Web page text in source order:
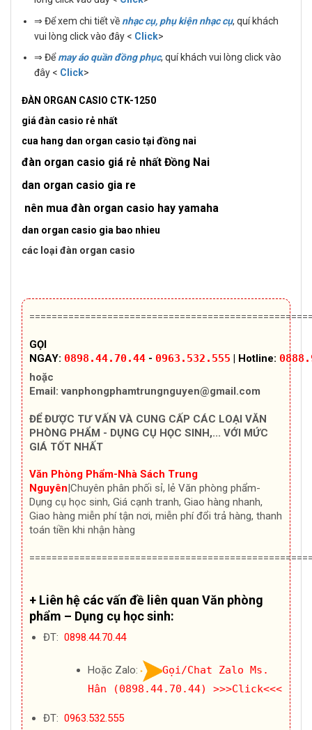
⇒ Để xem chi tiết về nhạc cụ, phụ kiện nhạc cụ, quí khách
vui lòng click vào đây < Click>
⇒ Đểmay áo quần đồng phục, quí khách vui lòng click vào
đây < Click>
ĐÀN ORGAN CASIO CTK-1250
giá đàn casio rẻ nhất
cua hang dan organ casio tại đồng nai
đàn organ casio giá rẻ nhất Đồng Nai
dan organ casio gia re
nên mua đàn organ casio hay yamaha
dan organ casio gia bao nhieu
các loại đàn organ casio
GỌI
NGAY: 0898.44.70.44 - 0963.532.555 | Hotline:
hoặc
Email:vanphongphamtrungnguyen@gmail.com
ĐỂ ĐƯỢC TƯ VẤN VÀ CUNG CẤP CÁC LOẠI VĂN
PHÒNG PHẨM - DỤNG CỤ HỌC SINH,... VỚI MỨC
GIÁ TỐT NHẤT
Văn Phòng Phẩm-Nhà Sách Trung
Nguyên|Chuyên phân phối sỉ, lẻ Văn phòng phẩm-
Dụng cụ học sinh, Giá cạnh tranh, Giao hàng nhanh,
Giao hàng miễn phí tận nơi, miễn phí đổi trả hàng, thanh
toán tiền khi nhận hàng
+ Liên hệ các vấn đề liên quan Văn phòng
phẩm – Dụng cụ học sinh:
ĐT: 0898.44.70.44
Hoặc Zalo:
Gọi/Chat Zalo Ms.
Hân (0898.44.70.44)
>>>Click<<<
ĐT: 0963.532.555